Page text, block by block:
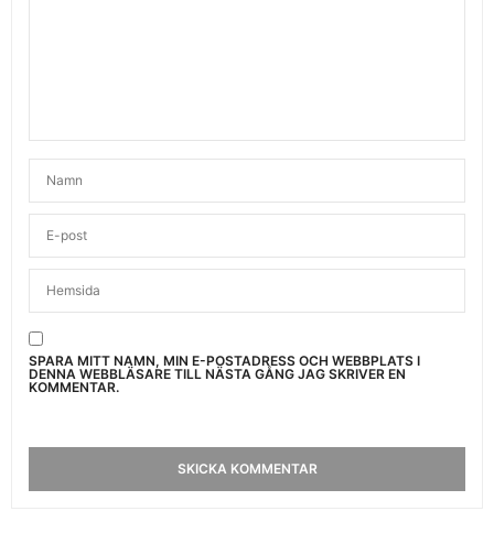
SPARA MITT NAMN, MIN E-POSTADRESS OCH WEBBPLATS I
DENNA WEBBLÄSARE TILL NÄSTA GÅNG JAG SKRIVER EN
KOMMENTAR.